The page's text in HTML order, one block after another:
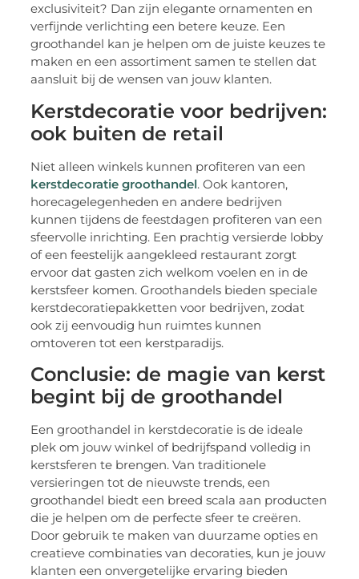
exclusiviteit? Dan zijn elegante ornamenten en
verfijnde verlichting een betere keuze. Een
groothandel kan je helpen om de juiste keuzes te
maken en een assortiment samen te stellen dat
aansluit bij de wensen van jouw klanten.
Kerstdecoratie voor bedrijven:
ook buiten de retail
Niet alleen winkels kunnen profiteren van een
kerstdecoratie groothandel. Ook kantoren,
horecagelegenheden en andere bedrijven
kunnen tijdens de feestdagen profiteren van een
sfeervolle inrichting. Een prachtig versierde lobby
of een feestelijk aangekleed restaurant zorgt
ervoor dat gasten zich welkom voelen en in de
kerstsfeer komen. Groothandels bieden speciale
kerstdecoratiepakketten voor bedrijven, zodat
ook zij eenvoudig hun ruimtes kunnen
omtoveren tot een kerstparadijs.
Conclusie: de magie van kerst
begint bij de groothandel
Een groothandel in kerstdecoratie is de ideale
plek om jouw winkel of bedrijfspand volledig in
kerstsferen te brengen. Van traditionele
versieringen tot de nieuwste trends, een
groothandel biedt een breed scala aan producten
die je helpen om de perfecte sfeer te creëren.
Door gebruik te maken van duurzame opties en
creatieve combinaties van decoraties, kun je jouw
klanten een onvergetelijke ervaring bieden